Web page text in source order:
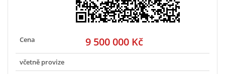
Cena 9 500 000 Kč
včetně provize